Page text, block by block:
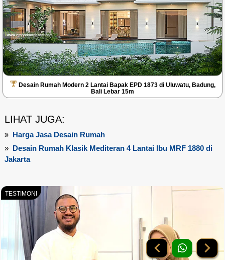
Desain Rumah Modern 2 Lantai Bapak EPD 1873 di Uluwatu, Badung,
Bali Lebar 15m
LIHAT JUGA:
» Harga Jasa Desain Rumah
» Desain Rumah Klasik Mediteran 4 Lantai Ibu MRF 1880 di
Jakarta
TESTIMONI